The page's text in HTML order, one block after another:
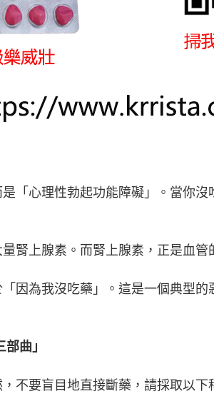
「心理性勃起功能障礙」。當你
腎上腺素。而腎上腺素，正是血管
因為我沒吃藥」。這是一個典型
曲」
不要盲目地直接斷藥，請採取以下